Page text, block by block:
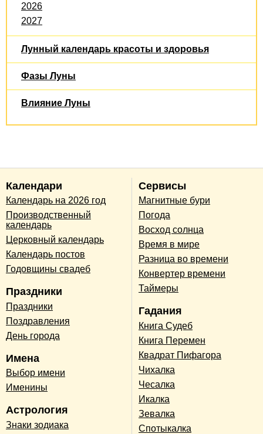
2026
2027
Лунный календарь красоты и здоровья
Фазы Луны
Влияние Луны
Календари
Календарь на 2026 год
Производственный
календарь
Церковный календарь
Календарь постов
Годовщины свадеб
Праздники
Праздники
Поздравления
День города
Имена
Выбор имени
Именины
Астрология
Знаки зодиака
Сервисы
Магнитные бури
Погода
Восход солнца
Время в мире
Разница во времени
Конвертер времени
Таймеры
Гадания
Книга Судеб
Книга Перемен
Квадрат Пифагора
Чихалка
Чесалка
Икалка
Зевалка
Спотыкалка